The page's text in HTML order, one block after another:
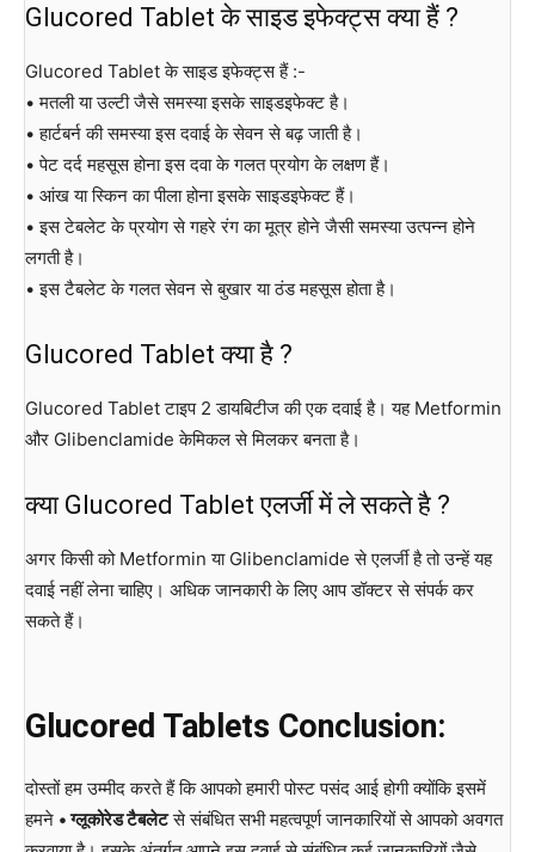
Glucored Tablet के साइड इफेक्ट्स क्या हैं ?
Glucored Tablet के साइड इफेक्ट्स हैं :-
• मतली या उल्टी जैसे समस्या इसके साइडइफेक्ट है।
• हार्टबर्न की समस्या इस दवाई के सेवन से बढ़ जाती है।
• पेट दर्द महसूस होना इस दवा के गलत प्रयोग के लक्षण हैं।
• आंख या स्किन का पीला होना इसके साइडइफेक्ट हैं।
• इस टेबलेट के प्रयोग से गहरे रंग का मूत्र होने जैसी समस्या उत्पन्न होने
लगती है।
• इस टैबलेट के गलत सेवन से बुखार या ठंड महसूस होता है।
Glucored Tablet क्या है ?
Glucored Tablet टाइप 2 डायबिटीज की एक दवाई है। यह Metformin
और Glibenclamide केमिकल से मिलकर बनता है।
क्या Glucored Tablet एलर्जी में ले सकते है ?
अगर किसी को Metformin या Glibenclamide से एलर्जी है तो उन्हें यह
दवाई नहीं लेना चाहिए। अधिक जानकारी के लिए आप डॉक्टर से संपर्क कर
सकते हैं।
Glucored Tablets Conclusion:
दोस्तों हम उम्मीद करते हैं कि आपको हमारी पोस्ट पसंद आई होगी क्योंकि इसमें
हमने • ग्लूकोरेड टैबलेटसे संबंधित सभी महत्वपूर्ण जानकारियों से आपको अवगत